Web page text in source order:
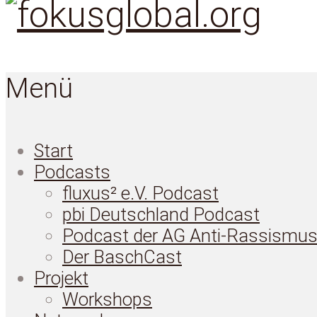
Menü
Start
Podcasts
fluxus² e.V. Podcast
pbi Deutschland Podcast
Podcast der AG Anti-Rassismus
Der BaschCast
Projekt
Workshops